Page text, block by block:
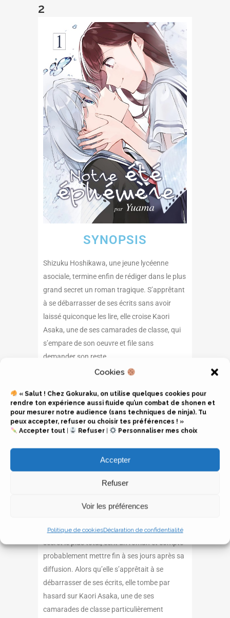
Cookies
« Salut ! Chez Gokuraku, on utilise quelques cookies pour
rendre ton expérience aussi fluide qu’un combat de shonen et
pour mesurer notre audience (sans techniques de ninja). Tu
peux accepter, refuser ou choisir tes préférences ! »
Accepter tout| Refuser | Personnaliser mes choix
Accepter
Refuser
Voir les préférences
Politique de cookiesDéclaration de confidentialité
2
SYNOPSIS
Shizuku Hoshikawa, une jeune lycéenne
asociale, termine enfin de rédiger dans le plus
grand secret un roman tragique. S’apprêtant
à se débarrasser de ses écrits sans avoir
laissé quiconque les lire, elle croise Kaori
Asaka, une de ses camarades de classe, qui
s’empare de son oeuvre et file sans
demander son reste.
Shizuku s’attend à ne recevoir que du mépris
celle-ci lui fait un retour des plus inattendus.
INFOS
Manga 𝗬𝘂𝗮𝗺𝗮
Prix du tome : 7,95€
MON AVIS
Shizuku est une lycéenne asociale qui, dans le
secret le plus total, écrit un roman et compte
probablement mettre fin à ses jours après sa
diffusion. Alors qu’elle s’apprêtait à se
débarrasser de ses écrits, elle tombe par
hasard sur Kaori Asaka, une de ses
camarades de classe particulièrement